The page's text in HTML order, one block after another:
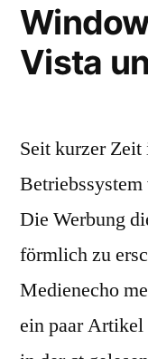
Vista
Seit kurzer Zeit
Die Werbung
förmlich zu
Medienecho
ein paar